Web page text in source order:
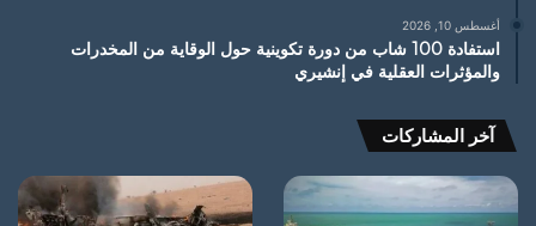
أغسطس 10, 2026
استفادة 100 شاب من دورة تكوينية حول الوقاية من المخدرات
والمؤثرات العقلية في إنشيري
آخر المشاركات